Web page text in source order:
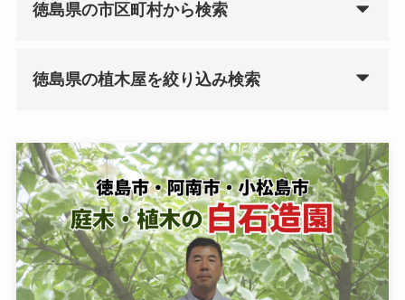
徳島県の市区町村から検索
徳島県の植木屋を絞り込み検索